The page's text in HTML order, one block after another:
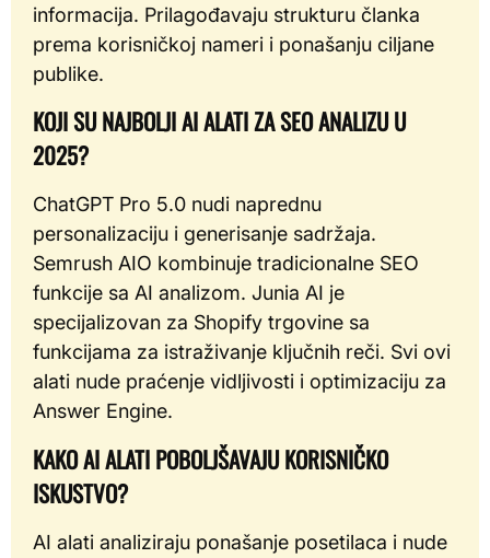
informacija. Prilagođavaju strukturu članka
prema korisničkoj nameri i ponašanju ciljane
publike.
KOJI SU NAJBOLJI AI ALATI ZA SEO ANALIZU U
2025?
ChatGPT Pro 5.0 nudi naprednu
personalizaciju i generisanje sadržaja.
Semrush AIO kombinuje tradicionalne SEO
funkcije sa AI analizom. Junia AI je
specijalizovan za Shopify trgovine sa
funkcijama za istraživanje ključnih reči. Svi ovi
alati nude praćenje vidljivosti i optimizaciju za
Answer Engine.
KAKO AI ALATI POBOLJŠAVAJU KORISNIČKO
ISKUSTVO?
AI alati analiziraju ponašanje posetilaca i nude